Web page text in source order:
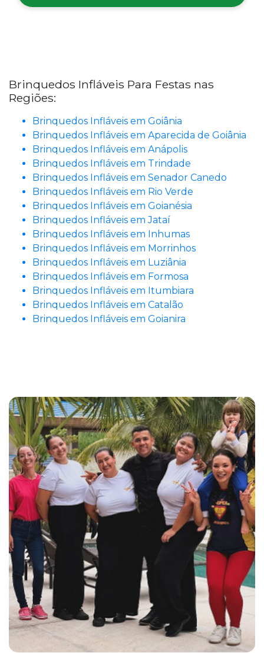
Brinquedos Infláveis Para Festas nas
Regiões:
Brinquedos Infláveis em Goiânia
Brinquedos Infláveis em Aparecida de Goiânia
Brinquedos Infláveis em Anápolis
Brinquedos Infláveis em Trindade
Brinquedos Infláveis em Senador Canedo
Brinquedos Infláveis em Rio Verde
Brinquedos Infláveis em Goianésia
Brinquedos Infláveis em Jataí
Brinquedos Infláveis em Inhumas
Brinquedos Infláveis em Morrinhos
Brinquedos Infláveis em Luziânia
Brinquedos Infláveis em Formosa
Brinquedos Infláveis em Itumbiara
Brinquedos Infláveis em Catalão
Brinquedos Infláveis em Goianira